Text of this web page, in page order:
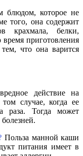
блюдом, которое не
того, она содержит
крахмала, белки,
приготовления
что она варится
действие на
случае, когда ее
раза. Тогда может
Польза манной каши
питания имеет в